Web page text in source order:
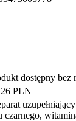
dostępny bez
PLN
czarnego,